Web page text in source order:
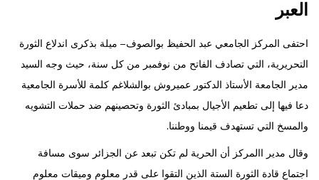
العبر
احتفى المركز الجامعي عبد الحفيظ بوالصوف– ميلة بذكرى اندلاع الثورة
التحريرية، التي تصادف الفاتح من نوفمبر من كل سنة، حيث وجه السيد
مدير الجامعة الأستاذ الدكتور عميروش بوالشلاغم كلمة للأسرة الجامعية
دعا فيها إلى تطعيم الأجيال بمبادئ الثورة وتحصينهم ضد حملات التشويه
والمسخ التي تستهدف قيمنا ووطننا.
وقال مدير االمركز أن الحرية لم تكن تبعد عن الجزائر سوى مسافة
اجتماع قادة الثورة الستة الذين التقوا على قدر معلوم وميقات معلوم